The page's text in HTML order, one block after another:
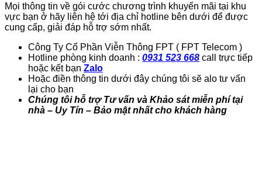
Mọi thông tin về gói cước chương trình khuyến mãi tại khu
vực bạn ở hãy liên hệ tới địa chỉ hotline bên dưới để được
cung cấp, giải đáp hỗ trợ sớm nhất.
Công Ty Cổ Phần Viễn Thông FPT ( FPT Telecom )
Hotline phòng kinh doanh : 0931 523 668 call trực tiếp
hoặc kết bạn Zalo
Hoặc điền thông tin dưới đây chúng tôi sẽ alo tư vấn
lại cho bạn
Chúng tôi hỗ trợ Tư vấn và Khảo sát miễn phí tại
nhà – Uy Tín – Bảo mật nhất cho khách hàng